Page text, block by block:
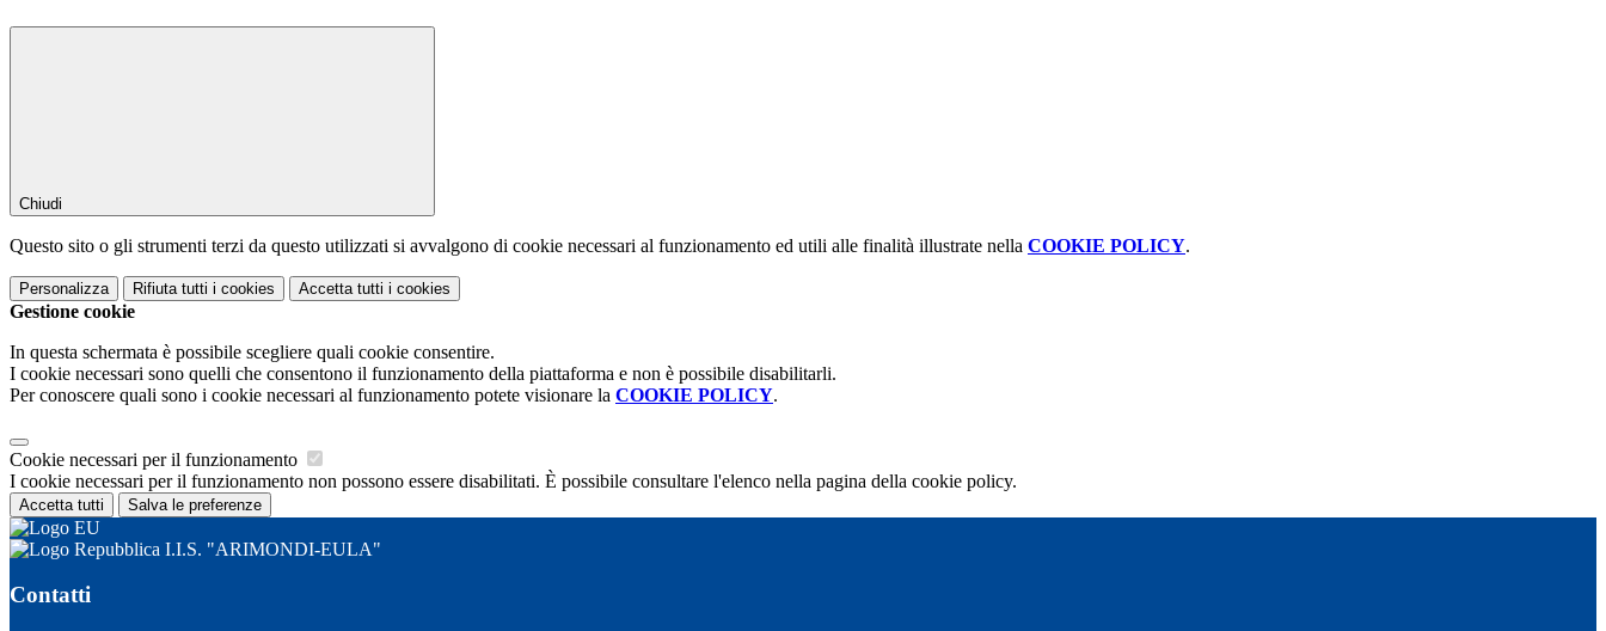
Chiudi
Questo sito o gli strumenti terzi da questo utilizzati si avvalgono di cookie necessari al funzionamento ed utili alle finalità illustrate nella COOKIE POLICY.
Personalizza Rifiuta tutti i cookies Accetta tutti i cookies
Gestione cookie
In questa schermata è possibile scegliere quali cookie consentire.
I cookie necessari sono quelli che consentono il funzionamento della piattaforma e non è possibile disabilitarli.
Per conoscere quali sono i cookie necessari al funzionamento potete visionare la COOKIE POLICY.
Cookie necessari per il funzionamento
I cookie necessari per il funzionamento non possono essere disabilitati. È possibile consultare l'elenco nella pagina della cookie policy.
Accetta tutti Salva le preferenze
I.I.S. "ARIMONDI-EULA"
Contatti